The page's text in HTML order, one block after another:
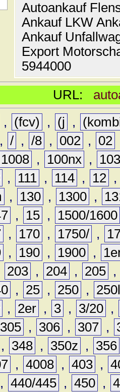
Autoankauf
Ankauf LKW
Ankauf
Export
5944000
URL:
, (fcv) , (j ,
, / , /8 , 002 , 02
1008 , 100nx ,
, 111 , 114 , 12
, 130 , 1300 ,
, 15 ,
1500/1600
, 170 , 1750/ ,
, 190 , 1900 ,
203 , 204 , 205 ,
, 25 , 250 ,
, 2er , 3 , 3/20 ,
305 , 306 , 307 ,
, 348 , 350z ,
356
, 4008 , 403 ,
, 440/445 , 450 ,